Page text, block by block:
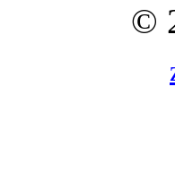
©